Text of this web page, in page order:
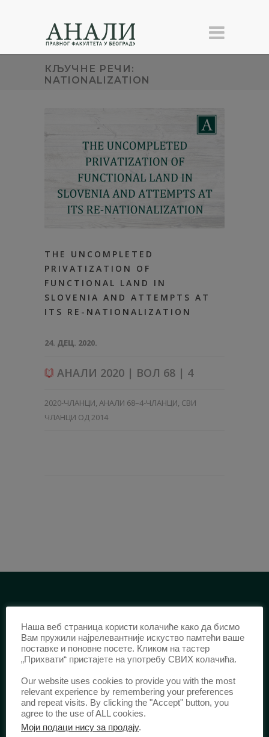
КЉУЧНЕ РЕЧИ:
NATIONALIZATION
THE UNCOMPLETED
PRIVATIZATION OF
FUNCTIONAL LAND IN
SLOVENIA AND ATTEMPTS AT
ITS RE-NATIONALIZATION
24. ДЕЦ. 2020.
АНАЛИ 2020 | ВОЛ 68 | 4
2020-ЧЛАНЦИ, АНАЛИ 68–4-ЧЛАНЦИ, СВИ
ЧЛАНЦИ ОД 2014
ISSN:0003-2565(Штампано издање)
еISSN:2406-2693(Онлајн издање)
10.51204/Anali_PFBU_1906
ИЗДАВАЧ /
Правни факултет Универзитета у
Наша веб страница користи колачиће како да бисмо
Вам пружили најрелевантније искуство памтећи ваше
поставке и поновне посете. Кликом на тастер
„Прихвати“ пристајете на употребу СВИХ колачића.
Our website uses cookies to provide you with the most
relevant experience by remembering your preferences
and repeat visits. By clicking the "Accept" button, you
agree to the use of ALL cookies.
Моји подаци нису за продају.